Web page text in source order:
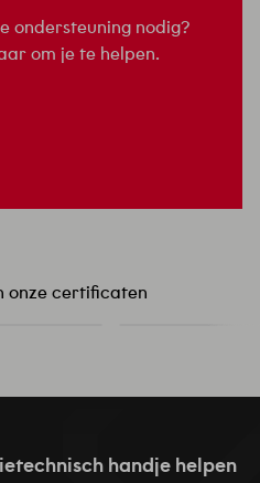
ondersteuning nodig?
om je te helpen.
onze certificaten
handje helpen